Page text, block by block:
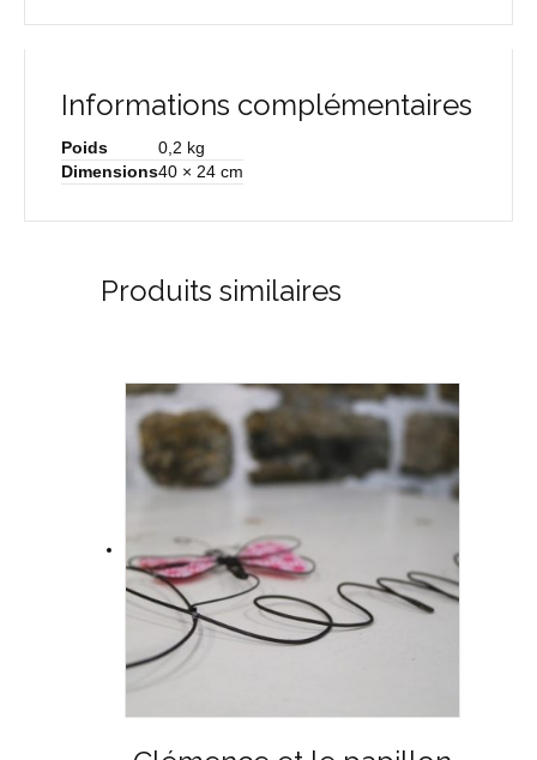
Informations complémentaires
Poids
0,2 kg
Dimensions40 × 24 cm
Produits similaires